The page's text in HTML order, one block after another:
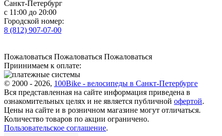
Санкт-Петербург
с 11:00 до 20:00
Городской номер:
8 (812) 907-07-00
Пожаловаться Пожаловаться Пожаловаться
Приинимаем к оплате:
© 2000 - 2026, 100Bike - велосипеды в Санкт-Петербурге
Вся представленная на сайте информация приведена в
ознакомительных целях и не является публичной офертой.
Цены на сайте и в розничном магазине могут отличаться.
Количество товаров по акции ограничено.
Пользовательское соглашение.